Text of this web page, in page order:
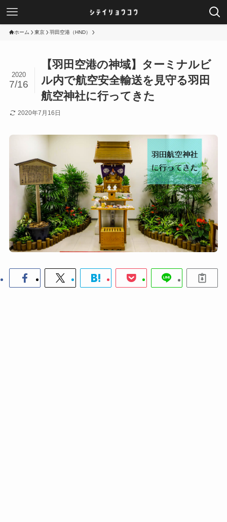
ホーム 東京 羽田空港（HND）
【羽田空港の神域】ターミナルビ
ル内で航空安全輸送を見守る羽田
航空神社に行ってきた
2020
7/16
2020年7月16日